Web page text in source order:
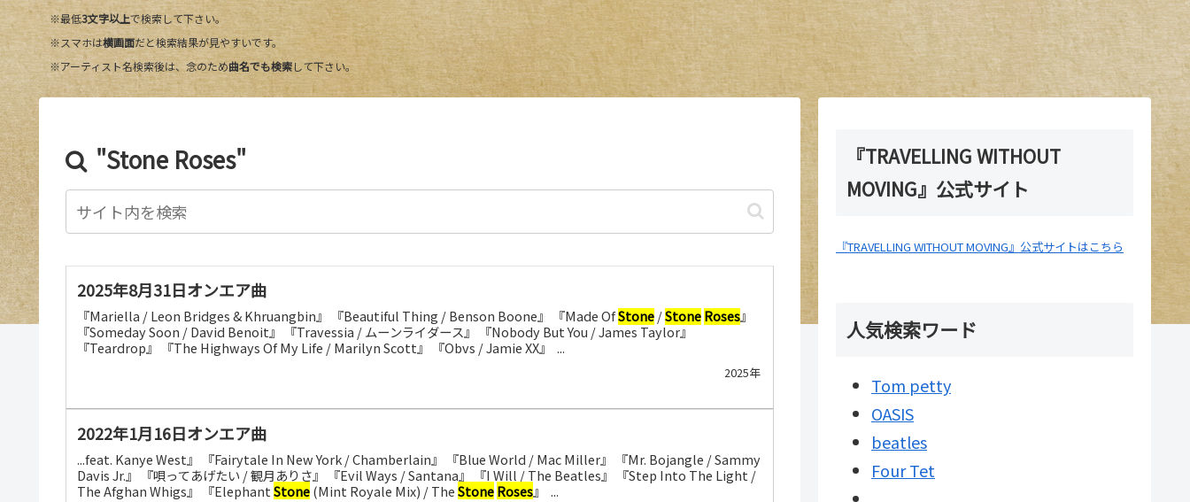
※最低3文字以上で検索して下さい。
※スマホは横画面だと検索結果が見やすいです。
※アーティスト名検索後は、念のため曲名でも検索して下さい。
"Stone Roses"
2025年8月31日オンエア曲
『Mariella / Leon Bridges & Khruangbin』 『Beautiful Thing / Benson Boone』 『Made OfStone/StoneRoses』
『Someday Soon / David Benoit』 『Travessia / ムーンライダース』 『Nobody But You / James Taylor』
『Teardrop』 『The Highways Of My Life / Marilyn Scott』 『Obvs / Jamie XX』 ...
2025年
2022年1月16日オンエア曲
...feat. Kanye West』 『Fairytale In New York / Chamberlain』 『Blue World / Mac Miller』 『Mr. Bojangle / Sammy
Davis Jr.』 『唄ってあげたい / 観月ありさ』 『Evil Ways / Santana』 『I Will / The Beatles』 『Step Into The Light /
The Afghan Whigs』 『ElephantStone(Mint Royale Mix) / TheStoneRoses』 ...
『TRAVELLING WITHOUT
MOVING』公式サイト
『TRAVELLING WITHOUT MOVING』公式サイトはこちら
人気検索ワード
Tom petty
OASIS
beatles
Four Tet